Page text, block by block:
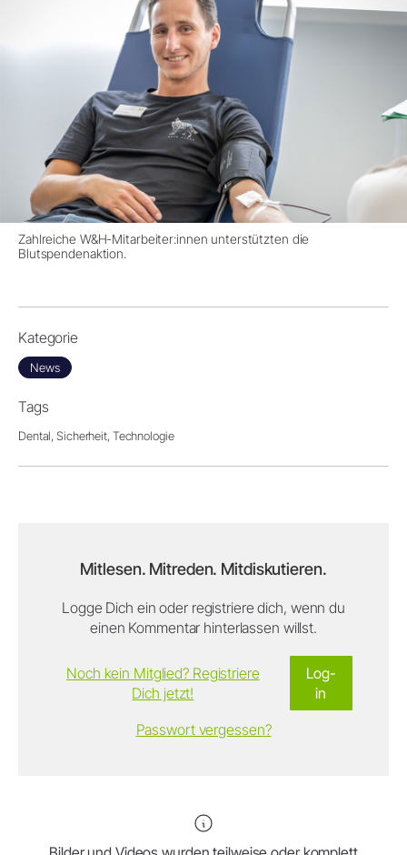
Zahlreiche W&H-Mitarbeiter:innen unterstützten die
Blutspendenaktion.
Kategorie
News
Tags
Dental, Sicherheit, Technologie
Mitlesen. Mitreden. Mitdiskutieren.
Logge Dich ein oder registriere dich, wenn du
einen Kommentar hinterlassen willst.
Log-
in
Noch kein Mitglied? Registriere
Dich jetzt!
Passwort vergessen?